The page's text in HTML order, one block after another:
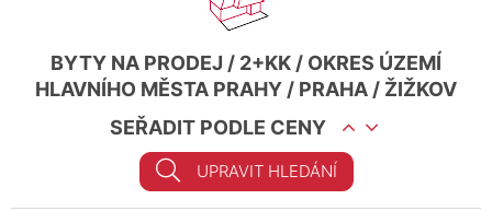
BYTY NA PRODEJ / 2+KK / OKRES ÚZEMÍ
HLAVNÍHO MĚSTA PRAHY / PRAHA / ŽIŽKOV
SEŘADIT PODLE CENY
UPRAVIT HLEDÁNÍ